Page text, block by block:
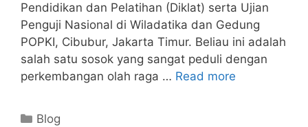
Pendidikan dan Pelatihan (Diklat) serta Ujian
Penguji Nasional di Wiladatika dan Gedung
POPKI, Cibubur, Jakarta Timur. Beliau ini adalah
salah satu sosok yang sangat peduli dengan
perkembangan olah raga … Read more
Kategori
Blog